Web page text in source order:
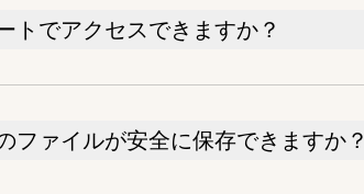
トでアクセスできますか？
ファイルが安全に保存できますか？